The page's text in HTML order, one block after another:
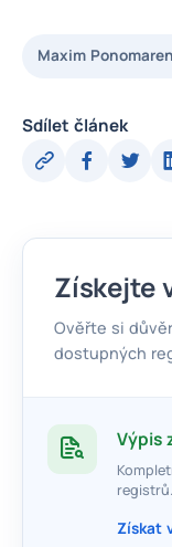
Maxim
Sdílet článek
Získejte
Ověřte si
dostupných
Výpis
registrů.
Získat